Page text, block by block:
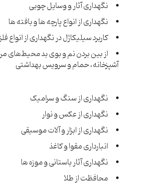
نگهداری آثار و وسایل چوبی
نگهداری از انواع پارچه ها و بافته ها
کاربرد سیلیکاژل در نگهداری از انواع
از بین بردن نم و بوی بد محیط‌های
آشپزخانه، حمام و سرویس بهداشتی
نگهداری از سنگ و سرامیک
نگهداری از عکس و نوار
نگهداری از ابزار و آلات موسیقی
انبارداری مقوا و کاغذ
نگهداری آثار باستانی و موزه ها
محافظت از طلا